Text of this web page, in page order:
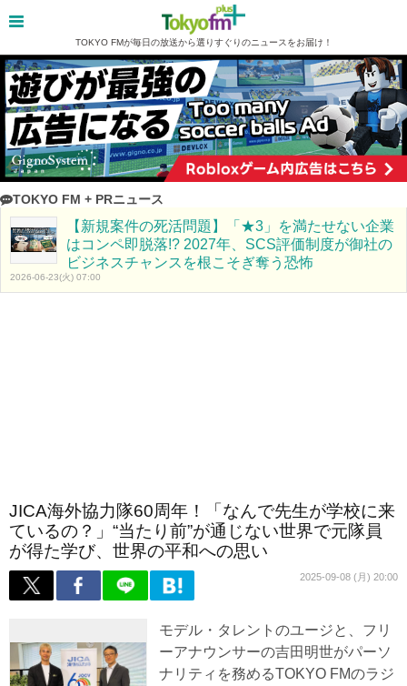
TOKYO FMが毎日の放送から選りすぐりのニュースをお届け！
TOKYO FM + PRニュース
【新規案件の死活問題】「★3」を満たせない企業
はコンペ即脱落!? 2027年、SCS評価制度が御社の
ビジネスチャンスを根こそぎ奪う恐怖
2026-06-23(火) 07:00
JICA海外協力隊60周年！「なんで先生が学校に来
ているの？」“当たり前”が通じない世界で元隊員
が得た学び、世界の平和への思い
2025-09-08 (月) 20:00
モデル・タレントのユージと、フリ
ーアナウンサーの吉田明世がパーソ
ナリティを務めるTOKYO FMのラジ